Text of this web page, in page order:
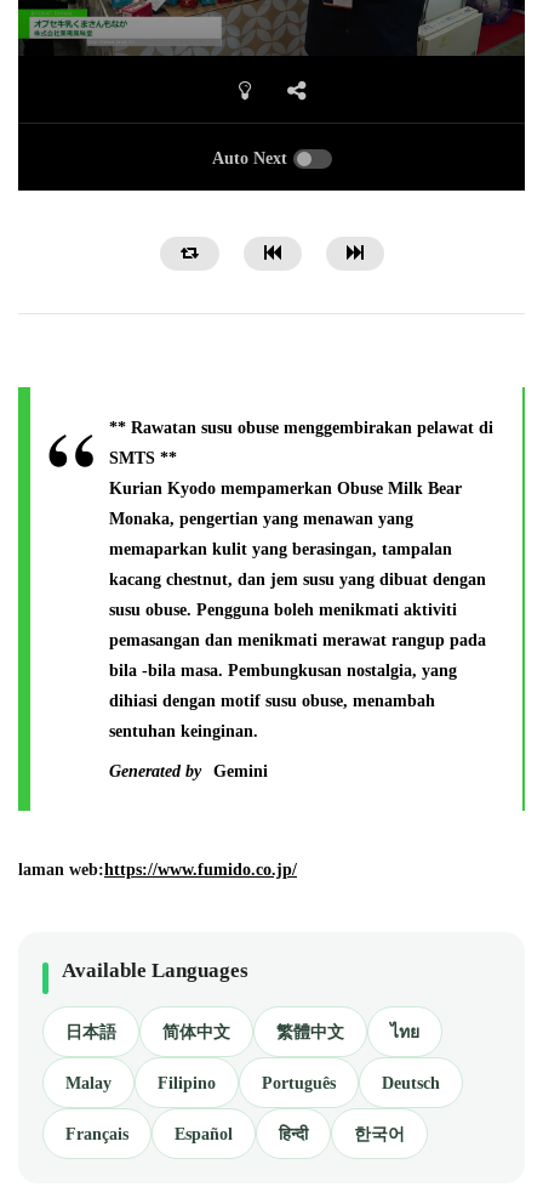
Auto Next
** Rawatan susu obuse menggembirakan pelawat di
SMTS **
Kurian Kyodo mempamerkan Obuse Milk Bear
Monaka, pengertian yang menawan yang
memaparkan kulit yang berasingan, tampalan
kacang chestnut, dan jem susu yang dibuat dengan
susu obuse. Pengguna boleh menikmati aktiviti
pemasangan dan menikmati merawat rangup pada
bila -bila masa. Pembungkusan nostalgia, yang
dihiasi dengan motif susu obuse, menambah
sentuhan keinginan.
Generated by Gemini
laman web:https://www.fumido.co.jp/
Available Languages
日本語 简体中文 繁體中文 ไทย
Malay Filipino Português Deutsch
Français Español हिन्दी 한국어